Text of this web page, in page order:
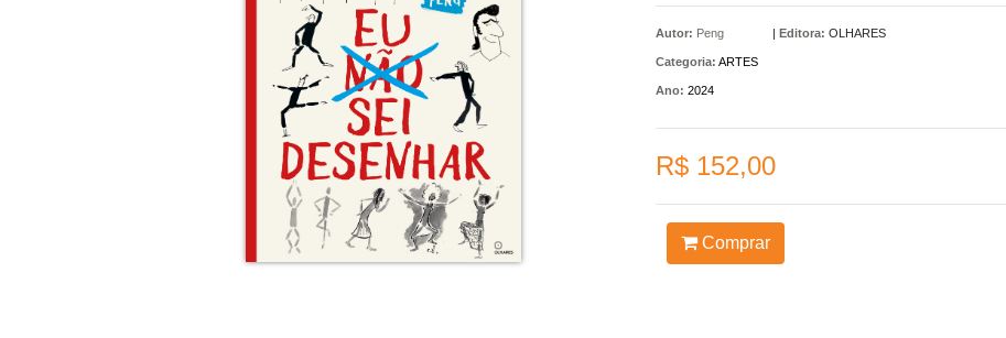
Autor: Peng | Editora: OLHARES
Categoria: ARTES
Ano: 2024
R$ 152,00
Comprar